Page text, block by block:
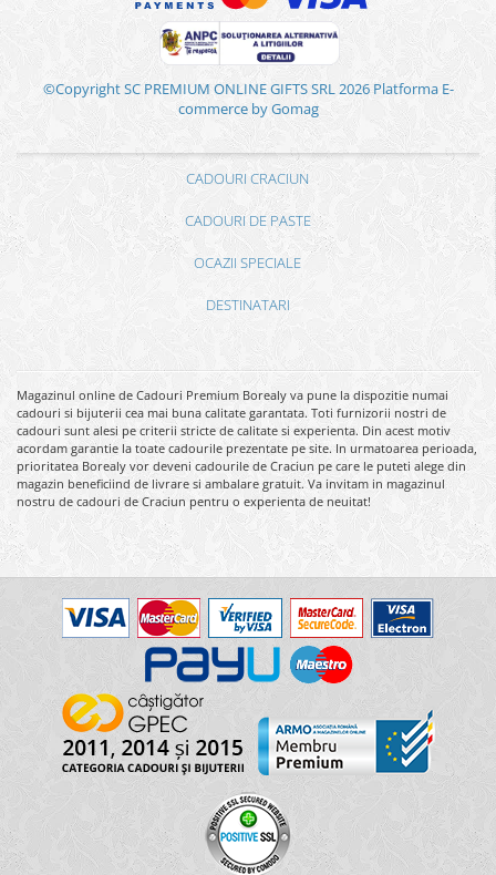
©Copyright SC PREMIUM ONLINE GIFTS SRL 2026 Platforma E-
commerce by Gomag
CADOURI CRACIUN
CADOURI DE PASTE
OCAZII SPECIALE
DESTINATARI
Magazinul online de Cadouri Premium Borealy va pune la dispozitie numai
cadouri si bijuterii cea mai buna calitate garantata. Toti furnizorii nostri de
cadouri sunt alesi pe criterii stricte de calitate si experienta. Din acest motiv
acordam garantie la toate cadourile prezentate pe site. In urmatoarea perioada,
prioritatea Borealy vor deveni cadourile de Craciun pe care le puteti alege din
magazin beneficiind de livrare si ambalare gratuit. Va invitam in magazinul
nostru de cadouri de Craciun pentru o experienta de neuitat!